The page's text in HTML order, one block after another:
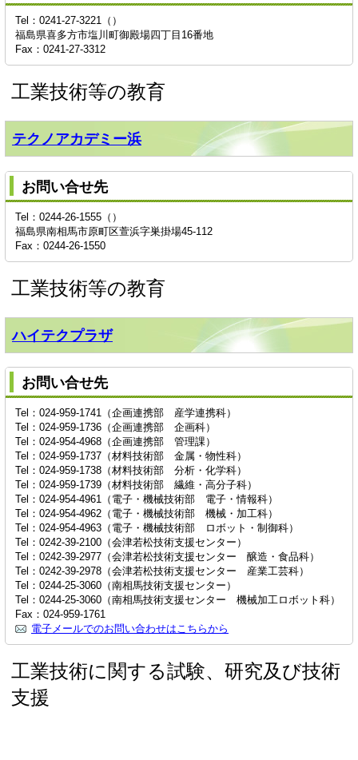
Tel：0241-27-3221（）
福島県喜多方市塩川町御殿場四丁目16番地
Fax：0241-27-3312
工業技術等の教育
テクノアカデミー浜
お問い合せ先
Tel：0244-26-1555（）
福島県南相馬市原町区萱浜字巣掛場45-112
Fax：0244-26-1550
工業技術等の教育
ハイテクプラザ
お問い合せ先
Tel：024-959-1741（企画連携部 産学連携科）
Tel：024-959-1736（企画連携部 企画科）
Tel：024-954-4968（企画連携部 管理課）
Tel：024-959-1737（材料技術部 金属・物性科）
Tel：024-959-1738（材料技術部 分析・化学科）
Tel：024-959-1739（材料技術部 繊維・高分子科）
Tel：024-954-4961（電子・機械技術部 電子・情報科）
Tel：024-954-4962（電子・機械技術部 機械・加工科）
Tel：024-954-4963（電子・機械技術部 ロボット・制御科）
Tel：0242-39-2100（会津若松技術支援センター）
Tel：0242-39-2977（会津若松技術支援センター 醸造・食品科）
Tel：0242-39-2978（会津若松技術支援センター 産業工芸科）
Tel：0244-25-3060（南相馬技術支援センター）
Tel：0244-25-3060（南相馬技術支援センター 機械加工ロボット科）
Fax：024-959-1761
電子メールでのお問い合わせはこちらから
工業技術に関する試験、研究及び技術
支援